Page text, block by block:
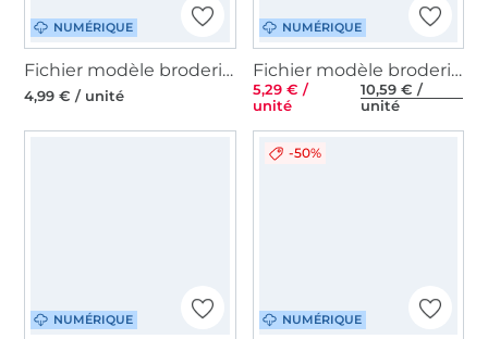
NUMÉRIQUE
Fichier modèle broderie Chauve-souris Halloween Stickzebra
4,99 € / unité
NUMÉRIQUE
Fichier modèle broderie Halloween méga Kit Queen
5,29 € /
unité
10,59 € /
unité
NUMÉRIQUE NUMÉRIQUE
-50%